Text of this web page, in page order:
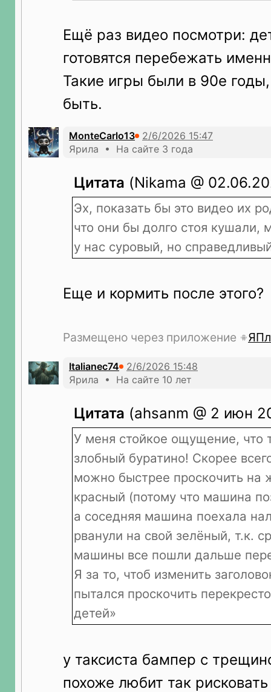
Ещё раз видео посмотри:
готовятся перебежать
Такие игры были в 90е
быть.
MonteCarlo13
Ярила • На сайте 3 года
Цитата (Nikama @
Эх, показать бы это видео их
что они бы долго стоя кушали,
у нас суровый, но
Еще и кормить после этого?
Размещено через приложение
Italianec74
Ярила • На сайте 10 лет
Цитата (ahsanm @ 2 июн
У меня стойкое ощущение, что
злобный буратино! Скорее
можно быстрее проскочить на
красный (потому что машина
а соседняя машина поехала
рванули на свой зелёный, т.к.
машины все пошли дальше
Я за то, чтоб изменить
пытался проскочить
детей»
у таксиста бампер с
похоже любит так рисковать